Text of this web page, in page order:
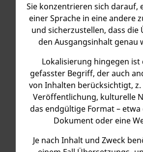
Sie konzentrieren sich darauf,
einer Sprache in eine andere
und sicherzustellen, dass die
den Ausgangsinhalt genau
Lokalisierung hingegen ist
gefasster Begriff, der auch
von Inhalten berücksichtigt, z.
Veröffentlichung, kulturelle
das endgültige Format – etwa
Dokument oder eine
Je nach Inhalt und Zweck